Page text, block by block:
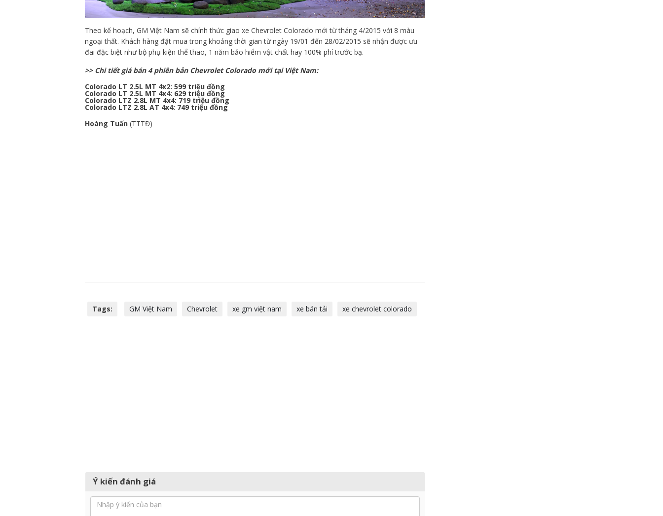
Theo kế hoạch, GM Việt Nam sẽ chính thức giao xe Chevrolet Colorado mới từ tháng 4/2015 với 8 màu
ngoại thất. Khách hàng đặt mua trong khoảng thời gian từ ngày 19/01 đến 28/02/2015 sẽ nhận được ưu
đãi đặc biệt như bộ phụ kiện thể thao, 1 năm bảo hiểm vật chất hay 100% phí trước bạ.
>> Chi tiết giá bán 4 phiên bản Chevrolet Colorado mới tại Việt Nam:
Colorado LT 2.5L MT 4x2: 599 triệu đồng
Colorado LT 2.5L MT 4x4: 629 triệu đồng
Colorado LTZ 2.8L MT 4x4: 719 triệu đồng
Colorado LTZ 2.8L AT 4x4: 749 triệu đồng
Hoàng Tuấn (TTTĐ)
Tags: GM Việt Nam Chevrolet xe gm việt nam xe bán tải xe chevrolet colorado
Ý kiến đánh giá